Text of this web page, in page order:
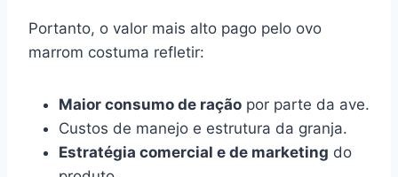
Portanto, o valor mais alto pago pelo ovo
marrom costuma refletir:
Maior consumo de ração por parte da ave.
Custos de manejo e estrutura da granja.
Estratégia comercial e de marketing do